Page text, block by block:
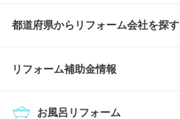
都道府県からリフォーム会社を探す
リフォーム補助金情報
お風呂リフォーム